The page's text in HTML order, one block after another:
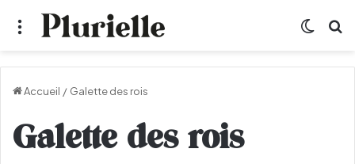
Menu
Accueil / Galette des rois
Galette des rois